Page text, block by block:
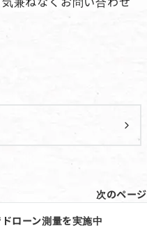
次のページ
ローン測量を実施中